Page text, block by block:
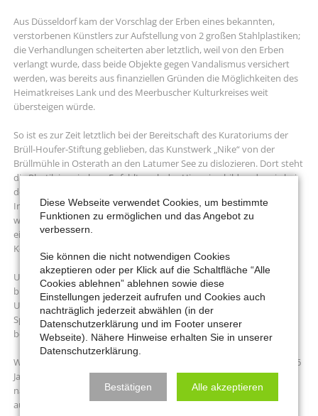
Aus Düsseldorf kam der Vorschlag der Erben eines bekannten,
verstorbenen Künstlers zur Aufstellung von 2 großen Stahlplastiken;
die Verhandlungen scheiterten aber letztlich, weil von den Erben
verlangt wurde, dass beide Objekte gegen Vandalismus versichert
werden, was bereits aus finanziellen Gründen die Möglichkeiten des
Heimatkreises Lank und des Meerbuscher Kulturkreises weit
übersteigen würde.
So ist es zur Zeit letztlich bei der Bereitschaft des Kuratoriums der
Brüll-Houfer-Stiftung geblieben, das Kunstwerk „Nike“ von der
Brüllmühle in Osterath an den Latumer See zu dislozieren. Dort steht
die Plastik inzwischen. Es fehlt noch das Hinweisschild und – wie bei
der Plastik „Phoibos“ - ein Bild mit einem QR-Code, mit dessen Hilfe
Informationen auf das Kunstwerk und seinen Künstler vermittelt
werden. Inzwischen mussten wir einen Hohlraum am „Phoibos“ mit
einem Stahlblech verschließen lassen, weil einige Hundebesitzer die
Kotbeutel in diesen Hohlraum geworfen hatten.
Unsere großen Träume vom Kunstpfad Latumer See konnten wir
bisher nicht verwirklichen. Aber es geht in kleinen Schritten voran.
Unterstützung haben wir immer wieder durch Spenden der
Sparkasse Neuss erfahren; dafür möchten wir uns ganz herzlich
bedanken.
Wir möchten uns auch bei Ihnen für Ihr Engagement in den letzten 6
Jahren sehr herzlich bedanken. Wir hoffen sehr, dass wir in den
nächsten Jahren noch dieses oder jenes Kunstwerk am Latumer See
aufstellen können. Wir rechnen dann erneut mit Ihrem Einsatz.
Diese Webseite verwendet Cookies, um bestimmte
Funktionen zu ermöglichen und das Angebot zu
verbessern.
Sie können die nicht notwendigen Cookies
akzeptieren oder per Klick auf die Schaltfläche “Alle
Cookies ablehnen” ablehnen sowie diese
Einstellungen jederzeit aufrufen und Cookies auch
nachträglich jederzeit abwählen (in der
Datenschutzerklärung und im Footer unserer
Webseite). Nähere Hinweise erhalten Sie in unserer
Datenschutzerklärung.
Bestätigen Alle akzeptieren